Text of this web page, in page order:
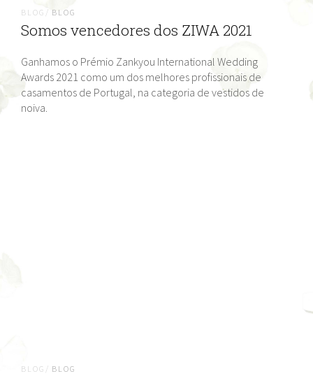
BLOG/ BLOG
Somos vencedores dos ZIWA 2021
Ganhamos o Prémio Zankyou International Wedding
Awards 2021 como um dos melhores profissionais de
casamentos de Portugal, na categoria de vestidos de
noiva.
BLOG/ BLOG